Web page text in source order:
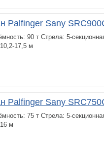
Palfinger Sany
90 т Стрела: 5-
17,5 м
Palfinger Sany
75 т Стрела: 5-
м